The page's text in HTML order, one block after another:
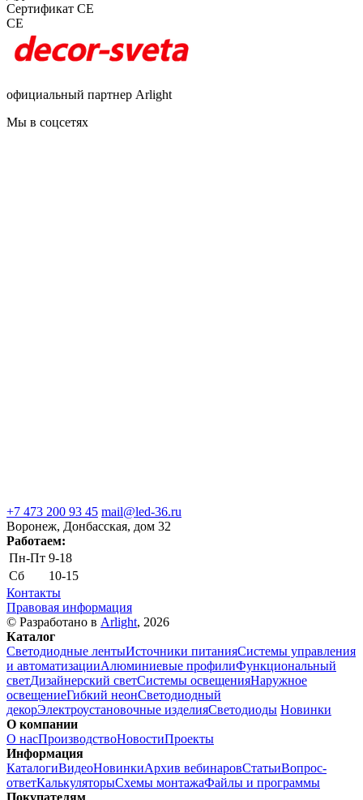
Сертификат CE
CE
официальный партнер Arlight
Мы в соцсетях
+7 473 200 93 45 mail@led-36.ru
Воронеж, Донбасская, дом 32
Работаем:
Пн-Пт 9-18
Сб
10-15
Контакты
Правовая информация
© Разработано в Arlight, 2026
Каталог
Светодиодные лентыИсточники питанияСистемы управления
и автоматизацииАлюминиевые профилиФункциональный
светДизайнерский светСистемы освещенияНаружное
освещениеГибкий неонСветодиодный
декорЭлектроустановочные изделияСветодиоды Новинки
О компании
О насПроизводствоНовостиПроекты
Информация
КаталогиВидеоНовинкиАрхив вебинаровСтатьиВопрос-
ответКалькуляторыСхемы монтажаФайлы и программы